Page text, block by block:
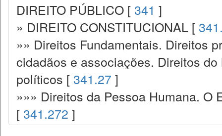
DIREITO PÚBLICO [ 341 ]
» DIREITO CONSTITUCIONAL [
»» Direitos Fundamentais. Direitos
cidadãos e associações. Direitos
políticos [ 341.27 ]
»»» Direitos da Pessoa Humana.
[ 341.272 ]